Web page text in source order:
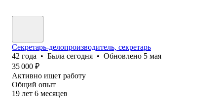
Секретарь-делопроизводитель, секретарь
42 года • Была сегодня • Обновлено 5 мая
35 000 ₽
Активно ищет работу
Общий опыт
19 лет 6 месяцев